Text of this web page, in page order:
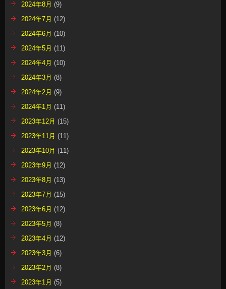
2024年8月 (9)
2024年7月 (12)
2024年6月 (10)
2024年5月 (11)
2024年4月 (10)
2024年3月 (8)
2024年2月 (9)
2024年1月 (11)
2023年12月 (15)
2023年11月 (11)
2023年10月 (11)
2023年9月 (12)
2023年8月 (13)
2023年7月 (15)
2023年6月 (12)
2023年5月 (8)
2023年4月 (12)
2023年3月 (6)
2023年2月 (8)
2023年1月 (5)